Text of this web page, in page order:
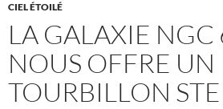
CIEL ÉTOILÉ
LA GALAXIE
NOUS OFFRE UN
TOURBILLON